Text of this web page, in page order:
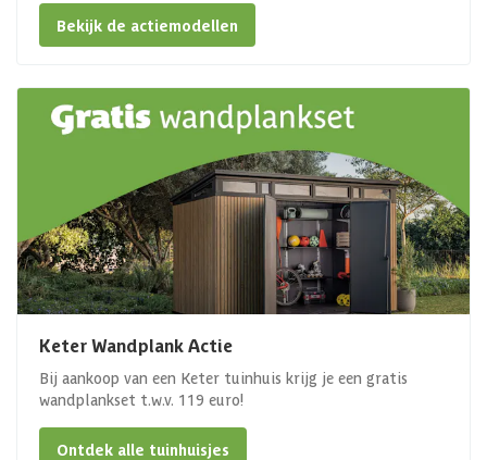
Bekijk de actiemodellen
Keter Wandplank Actie
Bij aankoop van een Keter tuinhuis krijg je een gratis
wandplankset t.w.v. 119 euro!
Ontdek alle tuinhuisjes